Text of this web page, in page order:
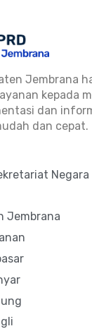
Jembrana
kepada
dan
dan cepat.
Negara
Jembrana